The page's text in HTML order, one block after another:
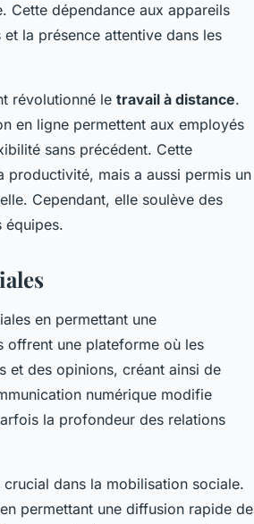
Cette dépendance aux appareils
la présence attentive dans les
révolutionné le travail à distance.
en ligne permettent aux employés
sans précédent. Cette
productivité, mais a aussi permis un
Cependant, elle soulève des
équipes.
en permettant une
offrent une plateforme où les
et des opinions, créant ainsi de
numérique modifie
la profondeur des relations
dans la mobilisation sociale.
permettant une diffusion rapide de